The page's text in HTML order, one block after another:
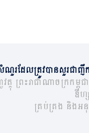
ណួរដែលត្រូវបានសួរជាញឹ
ថុ ព្រះរាជាណាចក្រកម្ពុ
ឌីហ្
គ្រប់គ្រង និងអនុ